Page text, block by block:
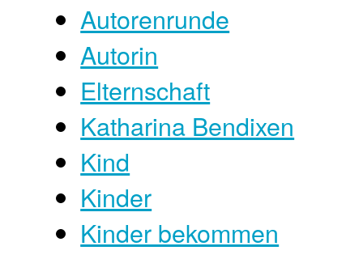
Autorenrunde
Autorin
Elternschaft
Katharina Bendixen
Kind
Kinder
Kinder bekommen